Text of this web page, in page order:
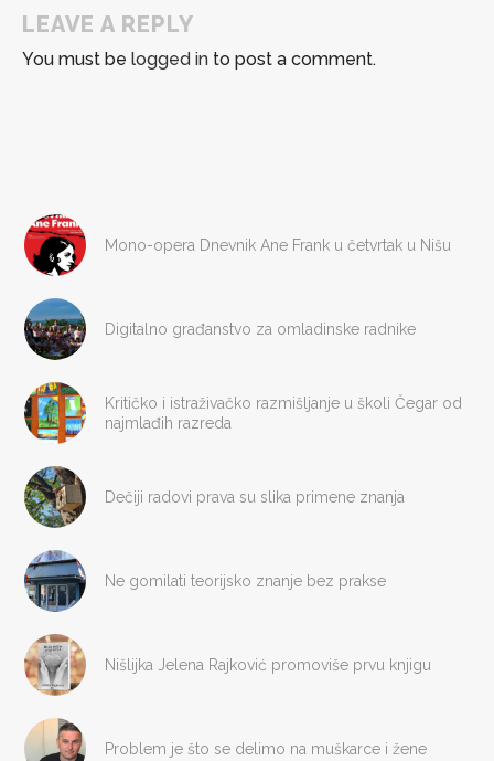
LEAVE A REPLY
You must be logged in to post a comment.
Mono-opera Dnevnik Ane Frank u četvrtak u Nišu
Digitalno građanstvo za omladinske radnike
Kritičko i istraživačko razmišljanje u školi Čegar od
najmlađih razreda
Dečiji radovi prava su slika primene znanja
Ne gomilati teorijsko znanje bez prakse
Nišlijka Jelena Rajković promoviše prvu knjigu
Problem je što se delimo na muškarce i žene